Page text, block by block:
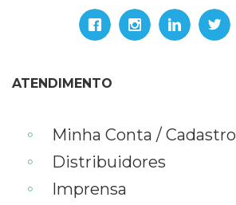
ATENDIMENTO
Minha Conta / Cadastro
Distribuidores
Imprensa